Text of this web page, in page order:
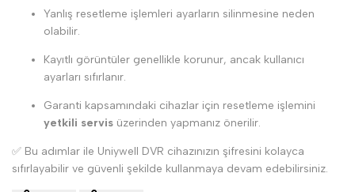
Yanlış resetleme işlemleri ayarların silinmesine neden
olabilir.
Kayıtlı görüntüler genellikle korunur, ancak kullanıcı
ayarları sıfırlanır.
Garanti kapsamındaki cihazlar için resetleme işlemini
yetkili servis üzerinden yapmanız önerilir.
✅ Bu adımlar ile Uniywell DVR cihazınızın şifresini kolayca
sıfırlayabilir ve güvenli şekilde kullanmaya devam edebilirsiniz.